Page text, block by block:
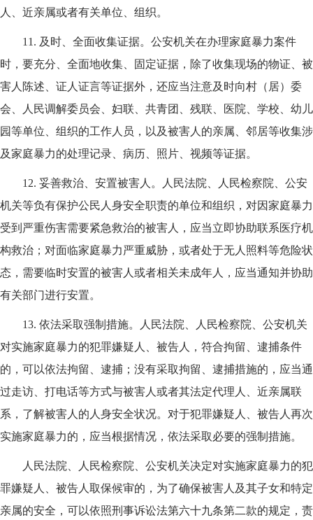
人、近亲属或者有关单位、组织。
11. 及时、全面收集证据。公安机关在办理家庭暴力案件
时，要充分、全面地收集、固定证据，除了收集现场的物证、被
害人陈述、证人证言等证据外，还应当注意及时向村（居）委
会、人民调解委员会、妇联、共青团、残联、医院、学校、幼儿
园等单位、组织的工作人员，以及被害人的亲属、邻居等收集涉
及家庭暴力的处理记录、病历、照片、视频等证据。
12. 妥善救治、安置被害人。人民法院、人民检察院、公安
机关等负有保护公民人身安全职责的单位和组织，对因家庭暴力
受到严重伤害需要紧急救治的被害人，应当立即协助联系医疗机
构救治；对面临家庭暴力严重威胁，或者处于无人照料等危险状
态，需要临时安置的被害人或者相关未成年人，应当通知并协助
有关部门进行安置。
13. 依法采取强制措施。人民法院、人民检察院、公安机关
对实施家庭暴力的犯罪嫌疑人、被告人，符合拘留、逮捕条件
的，可以依法拘留、逮捕；没有采取拘留、逮捕措施的，应当通
过走访、打电话等方式与被害人或者其法定代理人、近亲属联
系，了解被害人的人身安全状况。对于犯罪嫌疑人、被告人再次
实施家庭暴力的，应当根据情况，依法采取必要的强制措施。
人民法院、人民检察院、公安机关决定对实施家庭暴力的犯
罪嫌疑人、被告人取保候审的，为了确保被害人及其子女和特定
亲属的安全，可以依照刑事诉讼法第六十九条第二款的规定，责